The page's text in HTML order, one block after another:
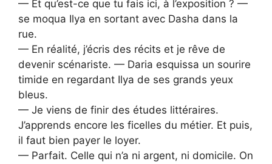
— Et qu’est-ce que tu fais ici, à l’exposition ? —
se moqua Ilya en sortant avec Dasha dans la
rue.
— En réalité, j’écris des récits et je rêve de
devenir scénariste. — Daria esquissa un sourire
timide en regardant Ilya de ses grands yeux
bleus.
— Je viens de finir des études littéraires.
J’apprends encore les ficelles du métier. Et puis,
il faut bien payer le loyer.
— Parfait. Celle qui n’a ni argent, ni domicile. On